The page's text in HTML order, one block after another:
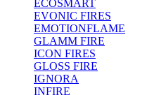
ECOSMART
EVONIC FIRES
EMOTIONFLAME
GLAMM FIRE
ICON FIRES
GLOSS FIRE
IGNORA
INFIRE